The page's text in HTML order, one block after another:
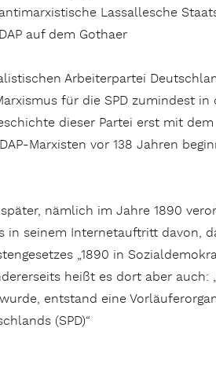
Lassallesche
auf dem Gothaer
Arbeiterpartei
für die SPD zumindest in
dieser Partei erst mit dem
Marxisten vor 138 Jahren
nämlich im Jahre 1890
seinem Internetauftritt davon,
„1890 in
heißt es dort aber auch:
entstand eine
(SPD)“